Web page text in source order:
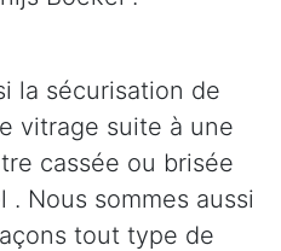
la sécurisation de
vitrage suite à une
cassée ou brisée
. Nous sommes aussi
tout type de